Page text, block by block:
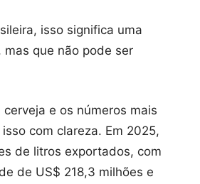
isso significa uma
que não pode ser
e os números mais
com clareza. Em 2025,
de litros exportados, com
de US$ 218,3 milhões e